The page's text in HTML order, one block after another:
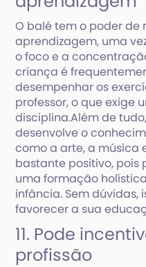
O balé tem o poder de
aprendizagem, uma
o foco e a
criança é
desempenhar os
professor, o que exige
disciplina.Além de
desenvolve o
como a arte, a música
bastante positivo, pois
uma formação
infância. Sem dúvidas,
favorecer a sua
11. Pode
profissão